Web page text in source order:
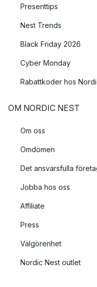
Presenttips
Nest Trends
Black Friday 2026
Cyber Monday
Rabattkoder hos
OM NORDIC NEST
Om oss
Omdömen
Det ansvarsfulla
Jobba hos oss
Affiliate
Press
Välgörenhet
Nordic Nest outlet